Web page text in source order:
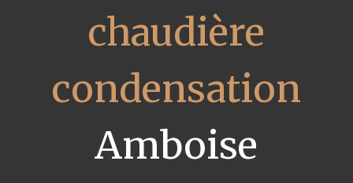
chaudière
condensation
Amboise